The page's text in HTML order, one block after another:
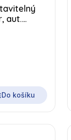
aut.
Do košíku